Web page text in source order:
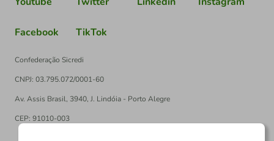
Facebook TikTok
Confederação Sicredi
CNPJ: 03.795.072/0001-60
Av. Assis Brasil, 3940, J. Lindóia - Porto Alegre
CEP: 91010-003